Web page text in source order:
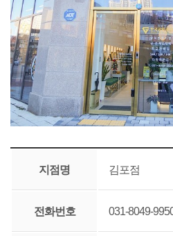
지점명 김포점
전화번호 031-8049-